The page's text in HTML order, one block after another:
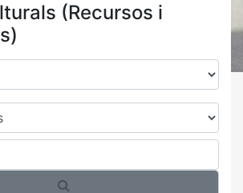
(Recursos i